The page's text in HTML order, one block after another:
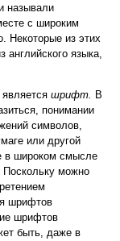
называли
с широким
Некоторые из этих
языка,
шрифт. В
понимании
символов,
или другой
в широком смысле
Поскольку можно
шрифтов
шрифтов
быть, даже в